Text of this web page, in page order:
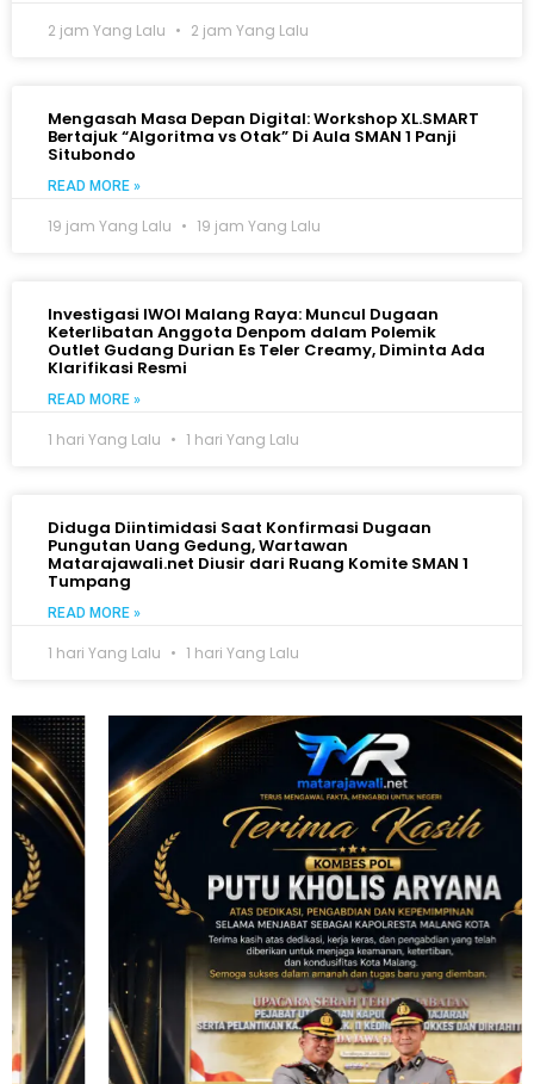
2 jam Yang Lalu 2 jam Yang Lalu
Mengasah Masa Depan Digital: Workshop XL.SMART
Bertajuk “Algoritma vs Otak” Di Aula SMAN 1 Panji
Situbondo
READ MORE »
19 jam Yang Lalu 19 jam Yang Lalu
Investigasi IWOI Malang Raya: Muncul Dugaan
Keterlibatan Anggota Denpom dalam Polemik
Outlet Gudang Durian Es Teler Creamy, Diminta Ada
Klarifikasi Resmi
READ MORE »
1 hari Yang Lalu 1 hari Yang Lalu
Diduga Diintimidasi Saat Konfirmasi Dugaan
Pungutan Uang Gedung, Wartawan
Matarajawali.net Diusir dari Ruang Komite SMAN 1
Tumpang
READ MORE »
1 hari Yang Lalu 1 hari Yang Lalu